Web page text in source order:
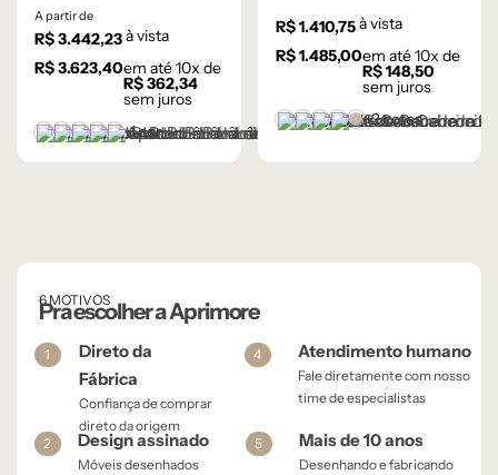
Natural
A partir de
R$3.442,23à vista
R$3.623,40em até10x de
R$362,34
sem juros
Castanho
Champanhe
Cinza Grafite Metalizado
Ébano
Lâmina Off-White
+1 cor
Madeira Carvalho
R$1.410,75à vista
R$1.485,00em até10x de
R$148,50
sem juros
Castanho
Champanhe
Cinza Grafite
Ébano
Lâmina Frapê
+2 cores
6 MOTIVOS
Pra escolher a Aprimore
1
Direto da
Fábrica
Confiança de comprar
direto da origem
4 Atendimento humano
Fale diretamente com nosso
time de especialistas
2 Design assinado
Móveis desenhados
5 Mais de 10 anos
Desenhando e fabricando